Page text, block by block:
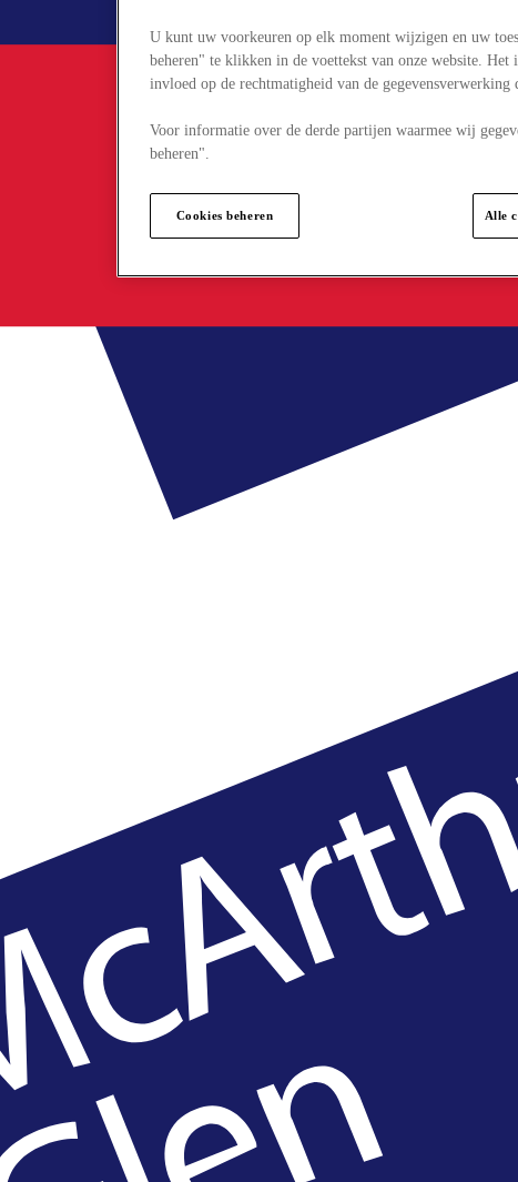
U kunt uw voorkeuren op elk moment wijzigen en uw
beheren" te klikken in de voettekst van onze website. Het
invloed op de rechtmatigheid van de gegevensverwerking
Voor informatie over de derde partijen waarmee wij
beheren".
Cookies beheren Alle